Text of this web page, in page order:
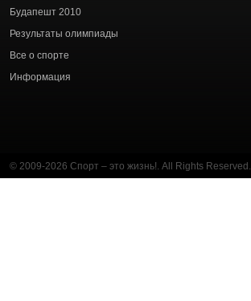
Будапешт 2010
Результаты олимпиады
Все о спорте
Информация
© 2009-2026 Спорт – это жизнь!. All Rights Reserved.